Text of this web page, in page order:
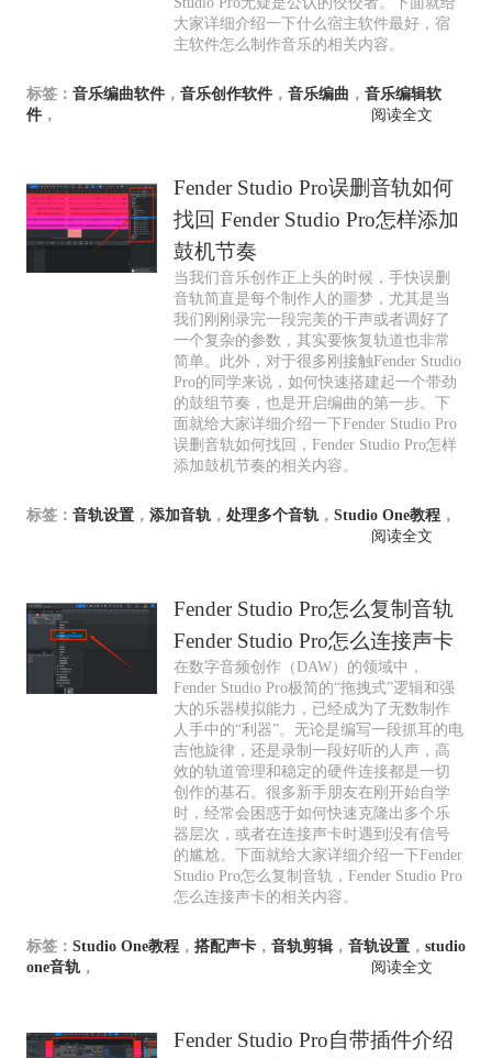
大家详细介绍一下什么宿主软件最好，宿
主软件怎么制作音乐的相关内容。
标签： 音乐编曲软件， 音乐创作软件， 音乐编曲 ， 音乐编辑软
件， 阅读全文
Fender Studio Pro误删音轨如何
找回 Fender Studio Pro怎样添加
鼓机节奏
当我们音乐创作正上头的时候，手快误删
音轨简直是每个制作人的噩梦，尤其是当
我们刚刚录完一段完美的干声或者调好了
一个复杂的参数，其实要恢复轨道也非常
简单。此外，对于很多刚接触Fender Studio
Pro的同学来说，如何快速搭建起一个带劲
的鼓组节奏，也是开启编曲的第一步。下
面就给大家详细介绍一下Fender Studio Pro
误删音轨如何找回，Fender Studio Pro怎样
添加鼓机节奏的相关内容。
标签： 音轨设置， 添加音轨， 处理多个音轨， Studio One教程，
阅读全文
Fender Studio Pro怎么复制音轨
Fender Studio Pro怎么连接声卡
在数字音频创作（DAW）的领域中，
Fender Studio Pro极简的“拖拽式”逻辑和强
大的乐器模拟能力，已经成为了无数制作
人手中的“利器”。无论是编写一段抓耳的电
吉他旋律，还是录制一段好听的人声，高
效的轨道管理和稳定的硬件连接都是一切
创作的基石。很多新手朋友在刚开始自学
时，经常会困惑于如何快速克隆出多个乐
器层次，或者在连接声卡时遇到没有信号
的尴尬。下面就给大家详细介绍一下Fender
Studio Pro怎么复制音轨，Fender Studio Pro
怎么连接声卡的相关内容。
标签： Studio One教程， 搭配声卡， 音轨剪辑， 音轨设置， studio
one音轨， 阅读全文
Fender Studio Pro自带插件介绍